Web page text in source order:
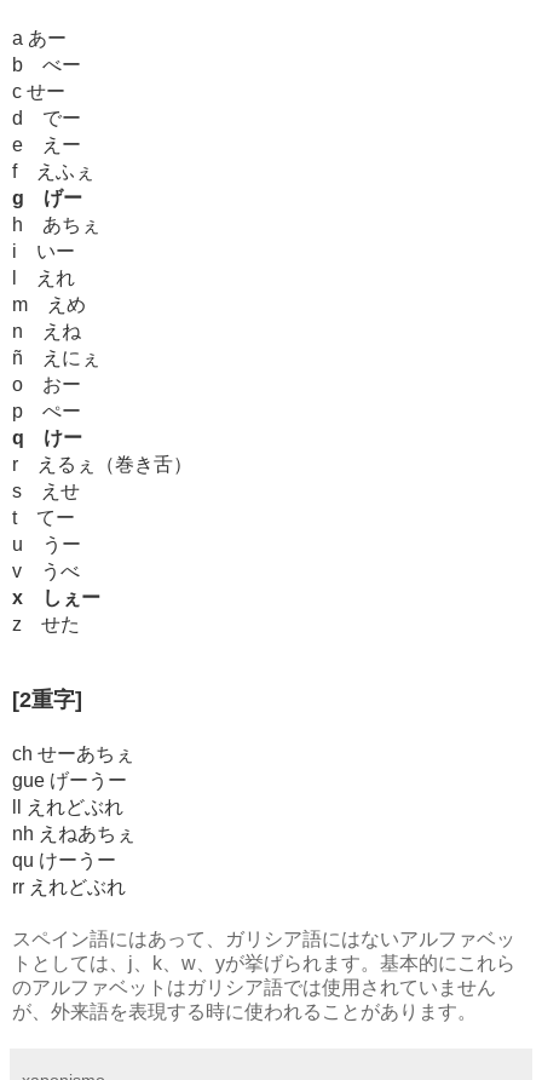
a あー
b べー
c せー
d でー
e えー
f えふぇ
g げー
h あちぇ
i いー
l えれ
m えめ
n えね
ñ えにぇ
o おー
p ぺー
q けー
r えるぇ（巻き舌）
s えせ
t てー
u うー
v うべ
x しぇー
z せた
[2重字]
ch せーあちぇ
gue げーうー
ll えれどぶれ
nh えねあちぇ
qu けーうー
rr えれどぶれ
スペイン語にはあって、ガリシア語にはないアルファベッ
トとしては、j、k、w、yが挙げられます。基本的にこれら
のアルファベットはガリシア語では使用されていません
が、外来語を表現する時に使われることがあります。